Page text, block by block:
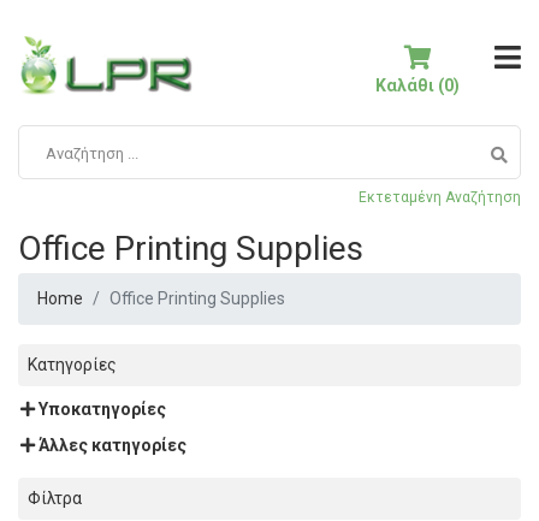
Εκτεταμένη Αναζήτηση
Καλάθι (0)
Office Printing Supplies
Home Office Printing Supplies
Κατηγορίες
Υποκατηγορίες
Άλλες κατηγορίες
Φίλτρα